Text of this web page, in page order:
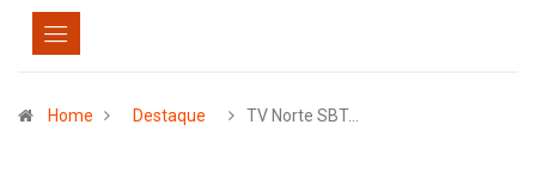
Home Destaque TV Norte SBT…